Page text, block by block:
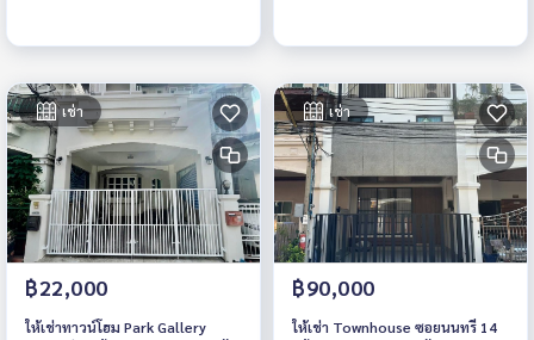
เช่า
฿22,000
ให้เช่าทาวน์โฮม Park Gallery
เช่า
฿90,000
ให้เช่า Townhouse ซอยนนทรี 14